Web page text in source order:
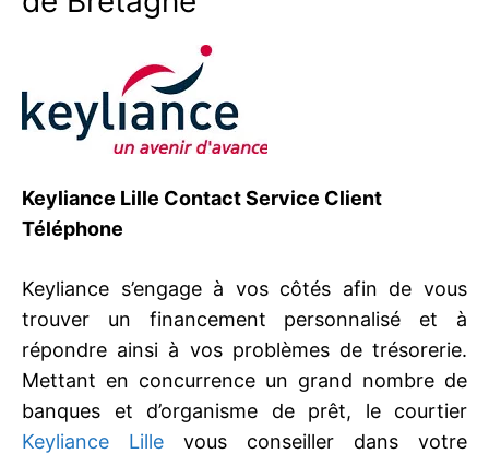
Keyliance Lille Contact Service Client
Téléphone
Keyliance s’engage à vos côtés afin de vous
trouver un financement personnalisé et à
répondre ainsi à vos problèmes de trésorerie.
Mettant en concurrence un grand nombre de
banques et d’organisme de prêt, le courtier
Keyliance Lille vous conseiller dans votre